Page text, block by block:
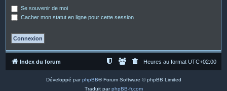
Se souvenir de moi
Cacher mon statut en ligne pour cette session
Index du forum Heures au format UTC+02:00
Développé parphpBB® Forum Software © phpBB Limited
Traduit parphpBB-fr.com